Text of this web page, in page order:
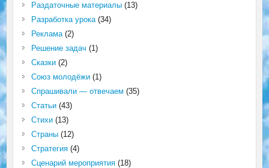
Раздаточные материалы(13)
Разработка урока(34)
Реклама(2)
Решение задач (1)
Сказки(2)
Союз молодёжи(1)
Спрашивали — отвечаем (35)
Статьи(43)
Стихи(13)
Страны(12)
Стратегия(4)
Сценарий мероприятия(18)